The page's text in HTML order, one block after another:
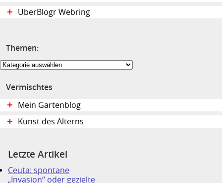
UberBlogr Webring
Themen:
Themen:
Vermischtes
Mein Gartenblog
Kunst des Alterns
Letzte Artikel
Ceuta: spontane
„Invasion“ oder gezielte